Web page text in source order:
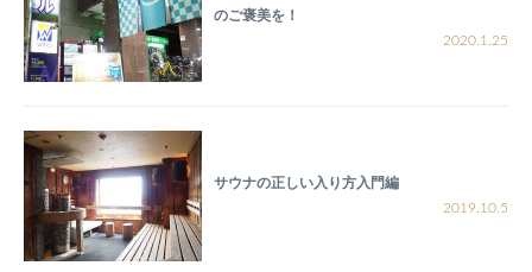
のご褒美を！
2020.1.25
サウナの正しい入り方入門編
2019.10.5